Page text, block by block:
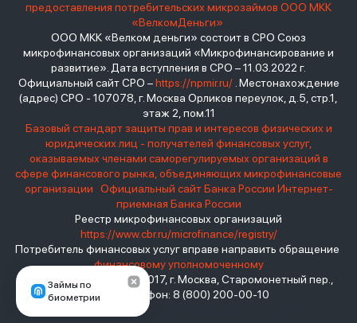
Займы по
биометрии
предоставления потребительских микрозаймов ООО МКК
«ВелкомДеньги»
ООО МКК «Велком деньги» состоит в СРО Союз
микрофинансовых организаций «Микрофинансирование и
развитие». Дата вступления в СРО – 11.03.2022 г.
Официальный сайт СРО –https://npmir.ru/. Местонахождение
(адрес) СРО - 107078, г. Москва Орликов переулок, д.5, стр.1,
этаж 2, пом.11
Базовый стандарт защиты прав и интересов физических и
юридических лиц - получателей финансовых услуг,
оказываемых членами саморегулируемых организаций в
сфере финансового рынка, объединяющих микрофинансовые
организации
Официальный сайт Банка России Интернет-
приемная Банка России
Реестр микрофинансовых организаций
https://www.cbr.ru/microfinance/registry/
Потребитель финансовых услуг вправе направить обращение
финансовому уполномоченному
Место нахождения: 119017, г. Москва, Старомонетный пер.,
дом 3 Телефон: 8 (800) 200-00-10
взять займ - <a href="https://viruchay.ru">выручай</a> -